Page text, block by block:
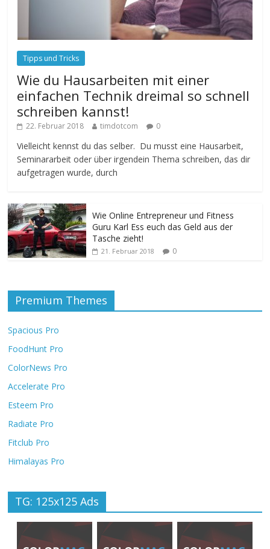
Tipps und Tricks
Wie du Hausarbeiten mit einer
einfachen Technik dreimal so schnell
schreiben kannst!
22. Februar 2018 timdotcom 0
Vielleicht kennst du das selber. Du musst eine Hausarbeit,
Seminararbeit oder über irgendein Thema schreiben, das dir
aufgetragen wurde, durch
Wie Online Entrepreneur und Fitness
Guru Karl Ess euch das Geld aus der
Tasche zieht!
21. Februar 2018 0
Premium Themes
Spacious Pro
FoodHunt Pro
ColorNews Pro
Accelerate Pro
Esteem Pro
Radiate Pro
Fitclub Pro
Himalayas Pro
TG: 125x125 Ads